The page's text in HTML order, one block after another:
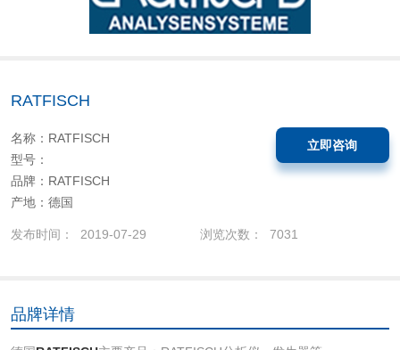
RATFISCH
名称：RATFISCH
型号：
品牌：RATFISCH
产地：德国
立即咨询
发布时间： 2019-07-29 浏览次数： 7031
品牌详情